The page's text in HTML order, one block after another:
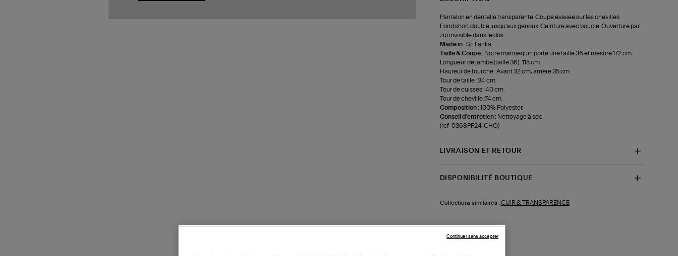
Pantalon en dentelle transparente. Coupe évasée sur les chevilles.
Fond short doublé jusqu'aux genoux. Ceinture avec boucle. Ouverture par
zip invisible dans le dos.
Made in :Sri Lanka.
Taille & Coupe : Notre mannequin porte une taille 36 et mesure 172 cm.
Longueur de jambe (taille 36) : 115 cm.
Hauteur de fourche : Avant 32 cm, arrière 35 cm.
Tour de taille : 34 cm.
Tour de cuisses : 40 cm.
Tour de cheville :74 cm.
Composition :100% Polyester.
Conseil d'entretien : Nettoyage à sec.
(ref-0368PF241CHO)
LIVRAISON ET RETOUR
DISPONIBILITÉ BOUTIQUE
Collections similaires : CUIR & TRANSPARENCE
Continuer sans accepter